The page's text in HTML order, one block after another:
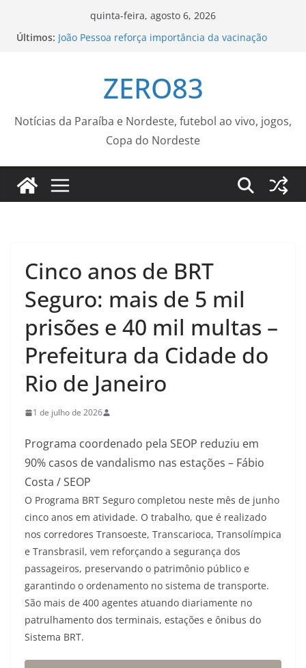
quinta-feira, agosto 6, 2026
Últimos: João Pessoa reforça importância da vacinação
jogos neste sábado (8) – Agência de Notícias
Flipelô começa em Salvador com música, poesia e
Grupos de convivência promovem saúde,
autonomia e qualidade de vida para pessoas
idosas em João Pessoa
Jardim Botânico de Sorocaba neste sábado (8) –
Agência de Notícias
ZERO83
Notícias da Paraíba e Nordeste, futebol ao vivo, jogos,
Copa do Nordeste
Cinco anos de BRT
Seguro: mais de 5 mil
prisões e 40 mil multas –
Prefeitura da Cidade do
Rio de Janeiro
1 de julho de 2026
Programa coordenado pela SEOP reduziu em
90% casos de vandalismo nas estações – Fábio
Costa / SEOP
O Programa BRT Seguro completou neste mês de junho
cinco anos em atividade. O trabalho, que é realizado
nos corredores Transoeste, Transcarioca, Transolímpica
e Transbrasil, vem reforçando a segurança dos
passageiros, preservando o patrimônio público e
garantindo o ordenamento no sistema de transporte.
São mais de 400 agentes atuando diariamente no
patrulhamento dos terminais, estações e ônibus do
Sistema BRT.